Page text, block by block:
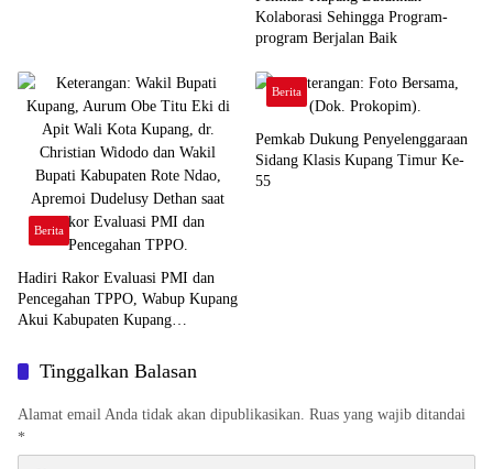
Kolaborasi Sehingga Program-
program Berjalan Baik
Berita
Hadiri Rakor Evaluasi PMI dan
Pencegahan TPPO, Wabup Kupang
Akui Kabupaten Kupang
Berita
Pemkab Dukung Penyelenggaraan
Sidang Klasis Kupang Timur Ke-
55
Tinggalkan Balasan
Alamat email Anda tidak akan dipublikasikan. Ruas yang wajib ditandai
*